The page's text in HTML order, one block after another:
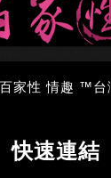
家性 情趣 ™台
快速連結